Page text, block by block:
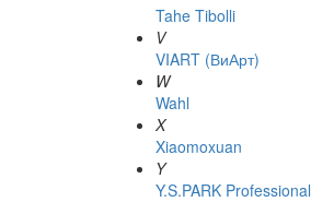
Tahe Tibolli
V
VIART (ВиАрт)
W
Wahl
X
Xiaomoxuan
Y
Y.S.PARK Professional